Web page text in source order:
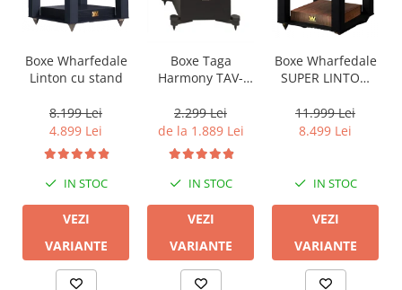
Boxe Wharfedale
Linton cu stand
8.199 Lei
4.899 Lei
IN STOC
VEZI
VARIANTE
Boxe Taga
Harmony TAV-
2.299 Lei
de la 1.889 Lei
IN STOC
VEZI
VARIANTE
Boxe Wharfedale
SUPER LINTON
11.999 Lei
8.499 Lei
IN STOC
VEZI
VARIANTE